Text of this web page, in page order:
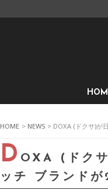
HOME > NEWS > DOXA (ドクサ)が
D OXA (ドクサ
ッチ ブランド